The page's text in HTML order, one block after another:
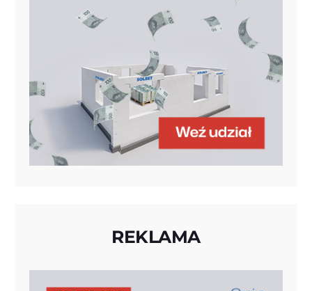
REKLAMA